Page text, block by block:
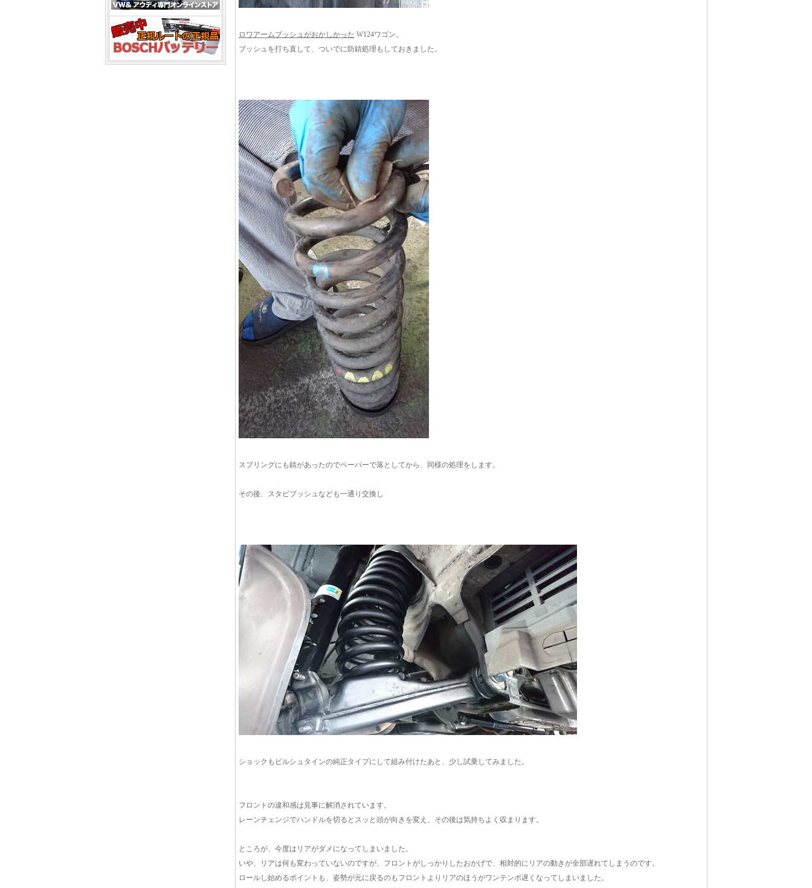
ロワアームブッシュがおかしかった W124ワゴン。
ブッシュを打ち直して、ついでに防錆処理もしておきました。
スプリングにも錆があったのでペーパーで落としてから、同様の処理をします。
その後、スタビブッシュなども一通り交換し
ショックもビルシュタインの純正タイプにして組み付けたあと、少し試乗してみました。
フロントの違和感は見事に解消されています。
レーンチェンジでハンドルを切るとスッと頭が向きを変え、その後は気持ちよく収まります。
ところが、今度はリアがダメになってしまいました。
いや、リアは何も変わっていないのですが、フロントがしっかりしたおかげで、相対的にリアの動きが全部遅れてしまうのです。
ロールし始めるポイントも、姿勢が元に戻るのもフロントよりリアのほうがワンテンポ遅くなってしまいました。